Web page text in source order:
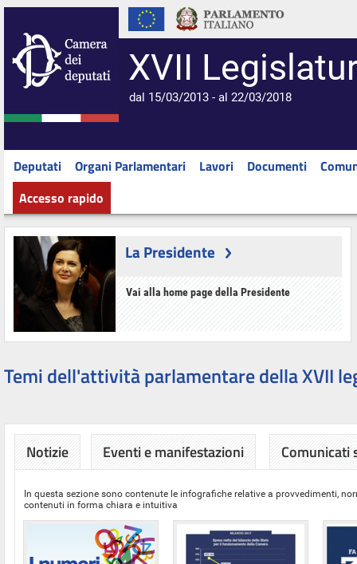
XVII
dal 15/03/2013 - al 22/03/2018
Deputati Organi Parlamentari Lavori Documenti
Accesso rapido
La Presidente
Vai alla home page della Presidente
Temi dell'attività parlamentare della XVII
Notizie Eventi e manifestazioni Comunicati
In questa sezione sono contenute le infografiche relative a provvedimenti,
contenuti in forma chiara e intuitiva